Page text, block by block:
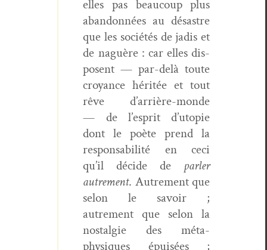
elles pas beau­coup plus
aban­don­nées au désas­tre
que les sociétés de jadis et
de naguère : car elles dis­
posent — par-delà toute
croy­ance héritée et tout
rêve d’arrière-monde
— de l’esprit d’utopie
dont le poète prend la
respon­s­abil­ité en ceci
qu’il décide de par­ler
autrement. Autrement que
selon le savoir ;
autrement que selon la
nos­tal­gie des méta­
physiques épuisées ;